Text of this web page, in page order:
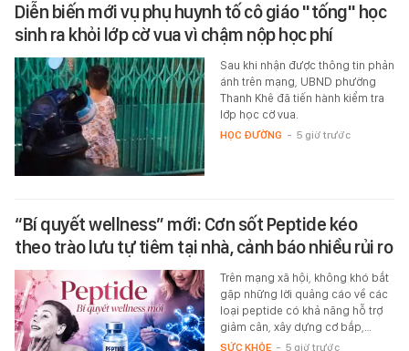
Diễn biến mới vụ phụ huynh tố cô giáo "tống" học
sinh ra khỏi lớp cờ vua vì chậm nộp học phí
Sau khi nhận được thông tin phản
ánh trên mạng, UBND phường
Thanh Khê đã tiến hành kiểm tra
lớp học cờ vua.
HỌC ĐƯỜNG - 5 giờ trước
“Bí quyết wellness” mới: Cơn sốt Peptide kéo
theo trào lưu tự tiêm tại nhà, cảnh báo nhiều rủi ro
Trên mạng xã hội, không khó bắt
gặp những lời quảng cáo về các
loại peptide có khả năng hỗ trợ
giảm cân, xây dựng cơ bắp,…
SỨC KHỎE - 5 giờ trước